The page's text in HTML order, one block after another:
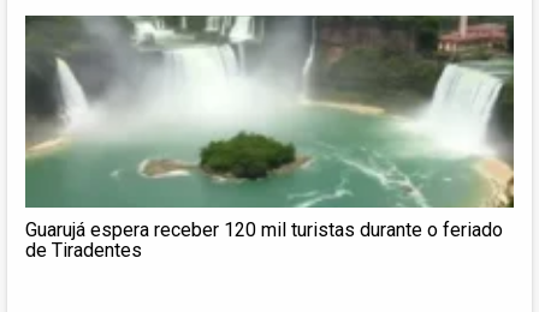
Guarujá espera receber 120 mil turistas durante o feriado
de Tiradentes